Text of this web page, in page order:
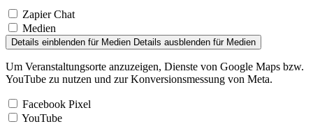
Zapier Chat
Medien
Details einblenden für Medien Details ausblenden für Medien
Um Veranstaltungsorte anzuzeigen, Dienste von Google Maps bzw.
YouTube zu nutzen und zur Konversionsmessung von Meta.
Facebook Pixel
YouTube